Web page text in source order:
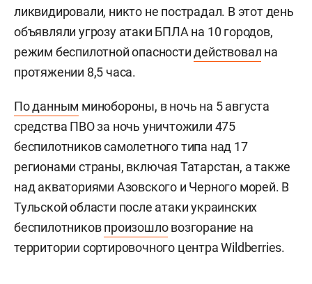
ликвидировали, никто не пострадал. В этот день
объявляли угрозу атаки БПЛА на 10 городов,
режим беспилотной опасностидействовал на
протяжении 8,5 часа.
По данным минобороны, в ночь на 5 августа
средства ПВО за ночь уничтожили 475
беспилотников самолетного типа над 17
регионами страны, включая Татарстан, а также
над акваториями Азовского и Черного морей. В
Тульской области после атаки украинских
беспилотниковпроизошловозгорание на
территории сортировочного центра Wildberries.